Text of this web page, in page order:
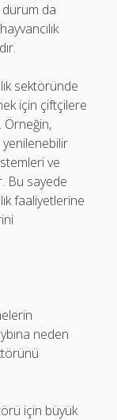
da
sektöründe
için çiftçilere
Örneğin,
ve
Bu sayede
faaliyetlerine
neden
için büyük